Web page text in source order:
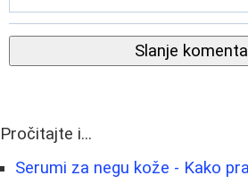
Slanje
Pročitajte i...
Serumi za negu kože - Kako